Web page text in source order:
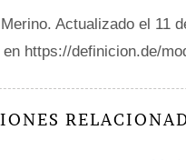
Actualizado el 11
https://definicion.de/